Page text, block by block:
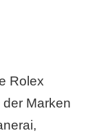
Rolex
Marken